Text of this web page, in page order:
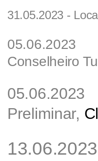
31.05.2023 -
Conselheiro
Preliminar,